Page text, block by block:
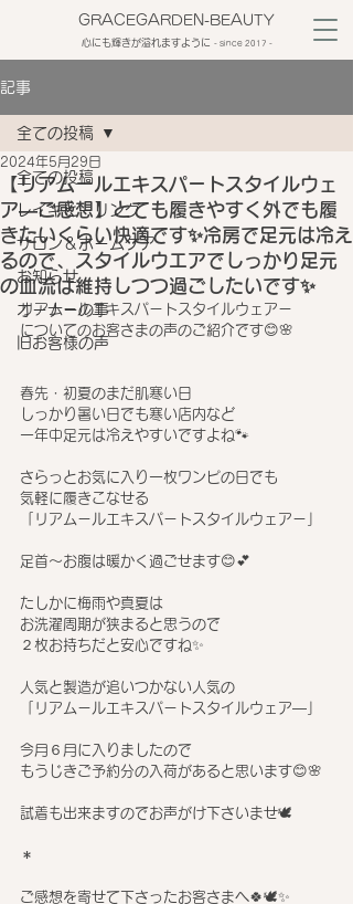
GRACEGARDEN-BEAUTY
心にも輝きが溢れますように ​- since 2017 -
記事
全ての投稿
レイキヒーリング
サロン＆ホームケア
お知らせ
オーナーの事
旧お客様の声
全ての投稿
【リアムールエキスパートスタイルウェ
ア―ご感想】とても履きやすく外でも履
きたいくらい快適です✨冷房で足元は冷え
るので、スタイルウエアでしっかり足元
の血流は維持しつつ過ごしたいです✨
2024年5月29日
リアムールエキスパートスタイルウェアー
についてのお客さまの声のご紹介です😊🌸
春先・初夏のまだ肌寒い日
しっかり暑い日でも寒い店内など
一年中足元は冷えやすいですよね🐾
さらっとお気に入り一枚ワンピの日でも
気軽に履きこなせる
「リアムールエキスパートスタイルウェアー」
足首～お腹は暖かく過ごせます😊💕
たしかに梅雨や真夏は
お洗濯周期が狭まると思うので
２枚お持ちだと安心ですね✨
人気と製造が追いつかない人気の
「リアムールエキスパートスタイルウェア―」
今月６月に入りましたので
もうじきご予約分の入荷があると思います😊🌸
試着も出来ますのでお声がけ下さいませ🕊
＊
ご感想を寄せて下さったお客さまへ🍀🕊✨